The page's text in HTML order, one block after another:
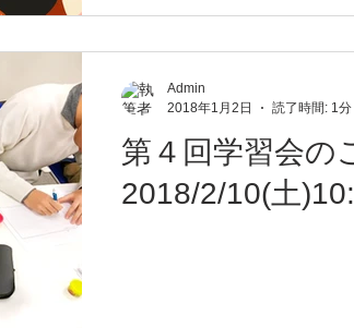
第４回学習会の
2018/2/10(土
Admin
2018年1月2日
読了時間: 1分